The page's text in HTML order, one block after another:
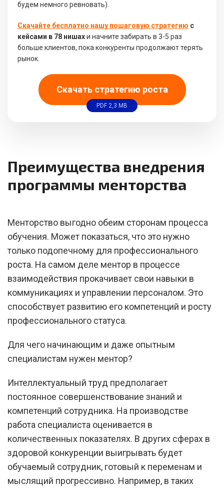
будем немного ревновать).
Скачайте бесплатно нашу пошаговую стратегию с
кейсами в 78 нишахи начните забирать в 3-5 раз
больше клиентов, пока конкуренты продолжают терять
рынок.
Скачать стратегию роста
PDF 2,3 MB
Преимущества внедрения
программы менторства
Менторство выгодно обеим сторонам процесса
обучения. Может показаться, что это нужно
только подопечному для профессионального
роста. На самом деле ментор в процессе
взаимодействия прокачивает свои навыки в
коммуникациях и управлении персоналом. Это
способствует развитию его компетенций и росту
профессионального статуса.
Для чего начинающим и даже опытным
специалистам нужен ментор?
Интеллектуальный труд предполагает
постоянное совершенствование знаний и
компетенций сотрудника. На производстве
работа специалиста оценивается в
количественных показателях. В других сферах в
здоровой конкуренции выигрывать будет
обучаемый сотрудник, готовый к переменам и
мыслящий прогрессивно. Например, в таких